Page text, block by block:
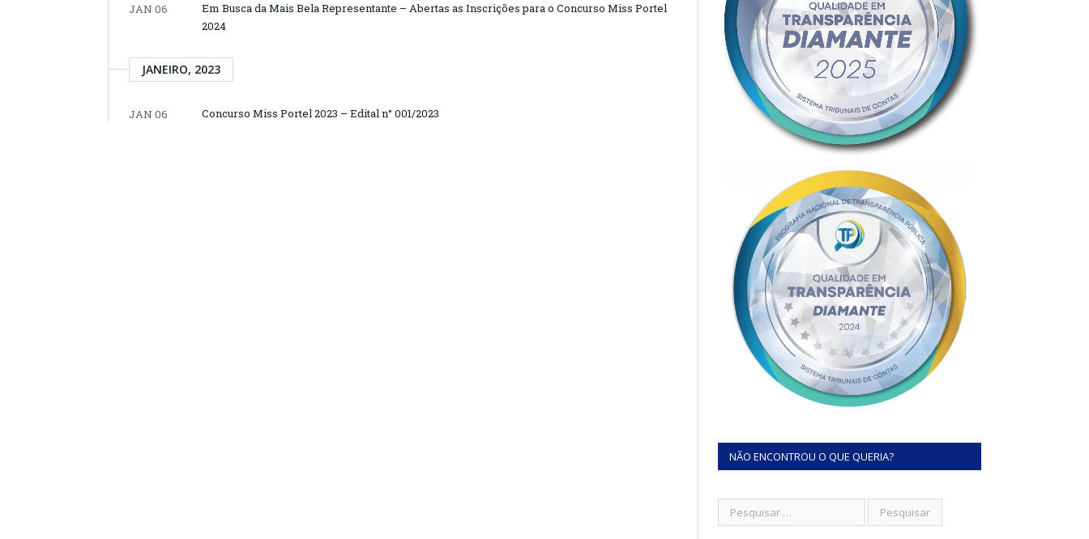
JAN 06
Em Busca da Mais Bela Representante – Abertas as Inscrições para o Concurso Miss Portel
2024
JANEIRO, 2023
JAN 06 Concurso Miss Portel 2023 – Edital n° 001/2023
NÃO ENCONTROU O QUE QUERIA?